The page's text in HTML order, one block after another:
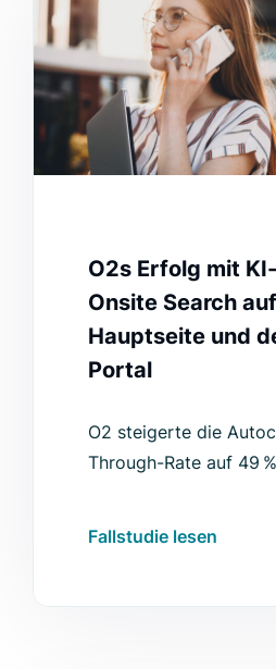
O2s Erfolg mit
Onsite Search
Hauptseite und
Portal
O2 steigerte die
Through-Rate auf 49
Fallstudie lesen